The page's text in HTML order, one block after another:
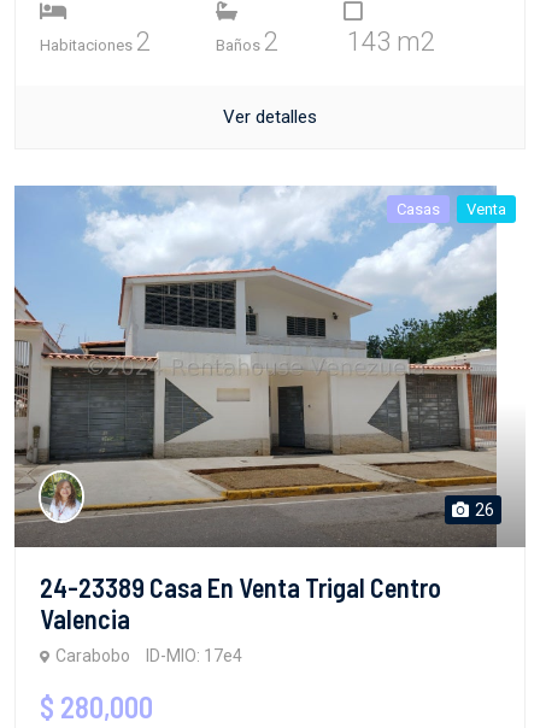
Habitaciones 2 Baños 2 143 m2
Ver detalles
Casas Venta
26
24-23389 Casa En Venta Trigal Centro
Valencia
Carabobo ID-MIO: 17e4
$ 280,000